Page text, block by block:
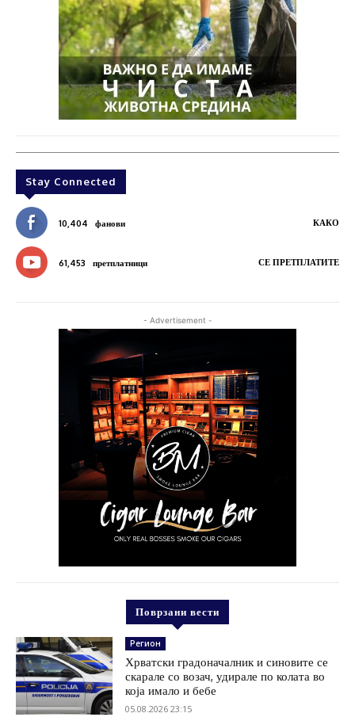
Stay Connected
10,404 фанови КАКО
61,453 претплатници СЕ ПРЕТПЛАТИТЕ
- Advertisement -
Поврзани вести
Регион
Хрватски градоначалник и синовите се
скарале со возач, удирале по колата во
која имало и бебе
05.08.2026 23:15